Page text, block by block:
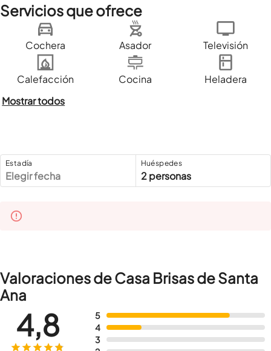
Servicios que ofrece
Cochera Asador Televisión
Calefacción Cocina
Heladera
Mostrar todos
Estadía
Elegir fecha
Huéspedes
2 personas
Valoraciones de Casa Brisas de Santa
Ana
5
4
3
4,8